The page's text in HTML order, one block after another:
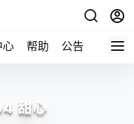
心 帮助 公告 APP下
甜心